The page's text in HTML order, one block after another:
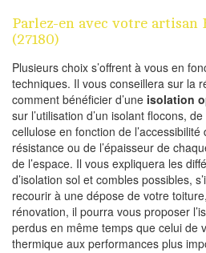
Parlez-en avec votre artisan
(27180)
Plusieurs choix s’offrent à vous en
techniques. Il vous conseillera sur la
comment bénéficier d’une isolation
sur l’utilisation d’un isolant flocons,
cellulose en fonction de
résistance ou de l’épaisseur de
de l’espace. Il vous expliquera les
d’isolation sol et combles possibles,
recourir à une dépose de votre
rénovation, il pourra vous proposer
perdus en même temps que celui de
thermique aux performances plus